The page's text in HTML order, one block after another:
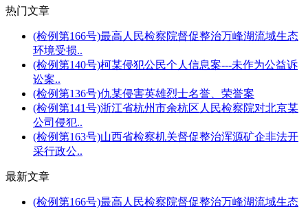
热门文章
(检例第166号)最高人民检察院督促整治万峰湖流域生态
环境受损..
(检例第140号)柯某侵犯公民个人信息案---未作为公益诉
讼案..
(检例第136号)仇某侵害英雄烈士名誉、荣誉案
(检例第141号)浙江省杭州市余杭区人民检察院对北京某
公司侵犯..
(检例第163号)山西省检察机关督促整治浑源矿企非法开
采行政公..
最新文章
(检例第166号)最高人民检察院督促整治万峰湖流域生态